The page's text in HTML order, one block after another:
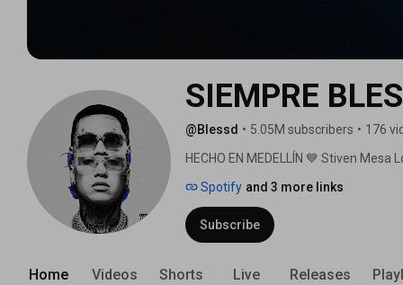
SIEMPRE
@Blessd • 5.05M subscribers • 176
HECHO EN MEDELLÍN 💙 Stiven
los rankings globales gracias a un
Spotify and 3 more links
Subscribe
Home Videos Shorts Live Releases